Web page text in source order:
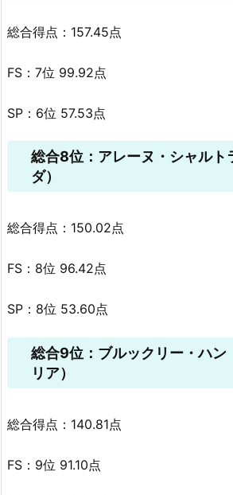
総合得点：157.45点
FS：7位 99.92点
SP：6位 57.53点
総合8位：アレーヌ・シャルト
ダ）
総合得点：150.02点
FS：8位 96.42点
SP：8位 53.60点
総合9位：ブルックリー・ハン
リア）
総合得点：140.81点
FS：9位 91.10点